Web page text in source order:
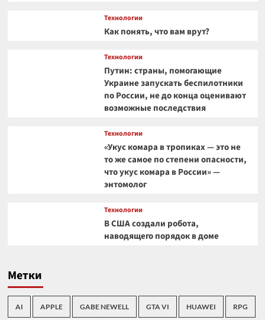
Технологии
Как понять, что вам врут?
Технологии
Путин: страны, помогающие
Украине запускать беспилотники
по России, не до конца оценивают
возможные последствия
Технологии
«Укус комара в тропиках — это не
то же самое по степени опасности,
что укус комара в России» —
энтомолог
Технологии
В США создали робота,
наводящего порядок в доме
Метки
AI APPLE GABE NEWELL GTA VI HUAWEI RPG